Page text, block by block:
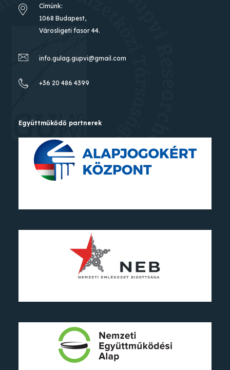
Címünk:
1068 Budapest,
Városligeti fasor 44.
info.gulag.gupvi@gmail.com
+36 20 486 4399
Együttműkődő partnerek